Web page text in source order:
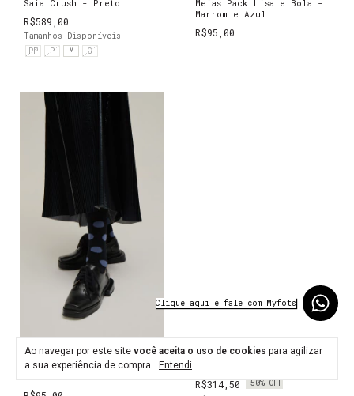
Ao navegar por este site você aceita o uso de cookies para agilizar
a sua experiência de compra.
Entendi
Saia Crush - Preto
R$589,00
Tamanhos Disponíveis
PP
P M G
Meias Pack Lisa e Bola -
Marrom e Azul
R$95,00
Meias Pack Lisa e Bola -
R$314,50 -50%OFF